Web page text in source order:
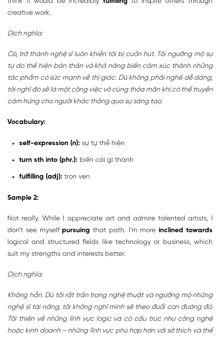
creative work.
Dịch nghĩa:
Có, trở thành nghệ sĩ luôn khiến tôi bị cuốn hút. Tôi ngưỡng mộ sự
tự do thể hiện bản thân và khả năng biến cảm xúc thành những
tác phẩm có sức mạnh về thị giác. Dù không phải nghề dễ dàng,
tôi nghĩ đó sẽ là một công việc vô cùng thỏa mãn khi có thể truyền
cảm hứng cho người khác thông qua sự sáng tạo.
Vocabulary:
self-expression (n): sự tự thể hiện
turn sth into (phr.): biến cái gì thành
fulfilling (adj): trọn vẹn
Sample 2:
Not really. While I appreciate art and admire talented artists, I
don’t see myselfpursuing that path. I’m more inclined towards
logical and structured fields like technology or business, which
suit my strengths and interests better.
Dịch nghĩa:
Không hẳn. Dù tôi rất trân trọng nghệ thuật và ngưỡng mộ những
nghệ sĩ tài năng, tôi không nghĩ mình sẽ theo đuổi con đường đó.
Tôi thiên về những lĩnh vực logic và có cấu trúc như công nghệ
hoặc kinh doanh – những lĩnh vực phù hợp hơn với sở thích và thế